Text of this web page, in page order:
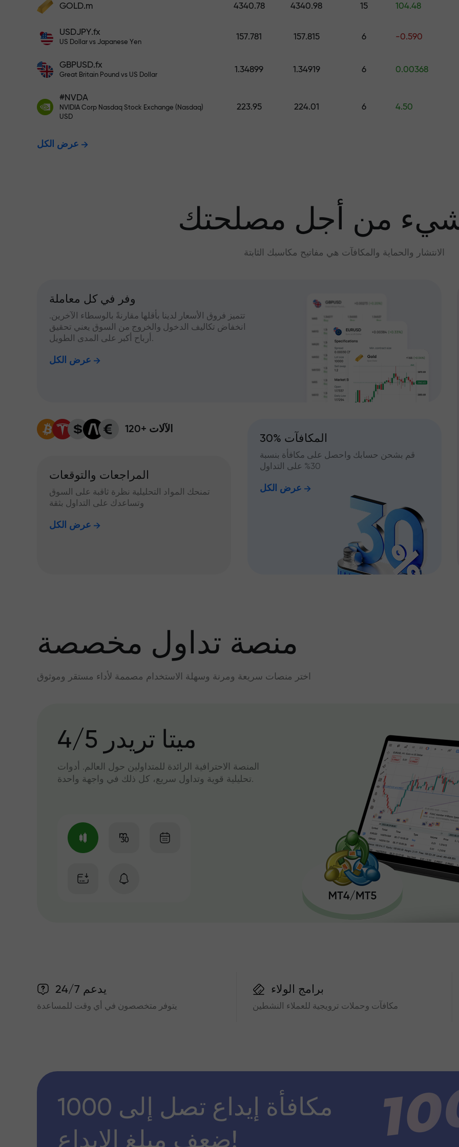
إيداعك بألف مرة. هذا ليس خطأً مطبعياً. كلما
قم بإيداع المبلغ في حسابك باستخدام $333 — اختر هدية تصل قيمتها إلى $1,500
نحن نضمن أرباحك
مكافأة تصل إلى 1000 ضعف - أكبر
GOLD.m 4340.78 4340.98 15 104.48
USDJPY.fx
US Dollar vs Japanese Yen
157.781 157.815 6 -0.590
GBPUSD.fx
Great Britain Pound vs US Dollar
1.34899 1.34919 6 0.00368
#NVDA
NVIDIA Corp Nasdaq Stock Exchange (Nasdaq)
USD
223.95 224.01 6 4.50
عرض الكل
من أجل مصلحتك
الانتشار والحماية والمكافآت هي مفاتيح مكاسبك الثابتة
وفر في كل معاملة
تتميز فروق الأسعار لدينا بأقلها مقارنةً بالوسطاء الآخرين.
انخفاض تكاليف الدخول والخروج من السوق يعني تحقيق
أرباح أكبر على المدى الطويل.
عرض الكل
120+ الآلات
المراجعات والتوقعات
تمنحك المواد التحليلية نظرة ثاقبة على السوق
وتساعدك على التداول بثقة
عرض الكل
30% المكافآت
قم بشحن حسابك واحصل على مكافأة بنسبة
30% على التداول
عرض الكل
منصة تداول مخصصة
اختر منصات سريعة ومرنة وسهلة الاستخدام مصممة لأداء مستقر وموثوق
میتا تریدر 4/5
المنصة الاحترافية الرائدة للمتداولين حول العالم. أدوات
تحليلية قوية وتداول سريع، كل ذلك في واجهة واحدة.
يدعم 24/7
يتوفر متخصصون في أي وقت للمساعدة
برامج الولاء
مكافآت وحملات ترويجية للعملاء النشطين
مكافأة إيداع تصل إلى 1000
ضعف مبلغ الإيداع!